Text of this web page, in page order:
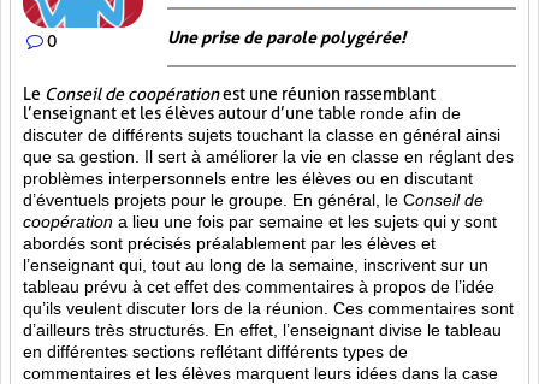
0 Une prise de parole polygérée!
Le Conseil de coopérationest une réunion rassemblant
l’enseignant et les élèves autour d’une table ronde afin de
discuter de différents sujets touchant la classe en général ainsi
que sa gestion. Il sert à améliorer la vie en classe en réglant des
problèmes interpersonnels entre les élèves ou en discutant
d’éventuels projets pour le groupe. En général, le Conseil de
coopération a lieu une fois par semaine et les sujets qui y sont
abordés sont précisés préalablement par les élèves et
l’enseignant qui, tout au long de la semaine, inscrivent sur un
tableau prévu à cet effet des commentaires à propos de l’idée
qu’ils veulent discuter lors de la réunion. Ces commentaires sont
d’ailleurs très structurés. En effet, l’enseignant divise le tableau
en différentes sections reflétant différents types de
commentaires et les élèves marquent leurs idées dans la case